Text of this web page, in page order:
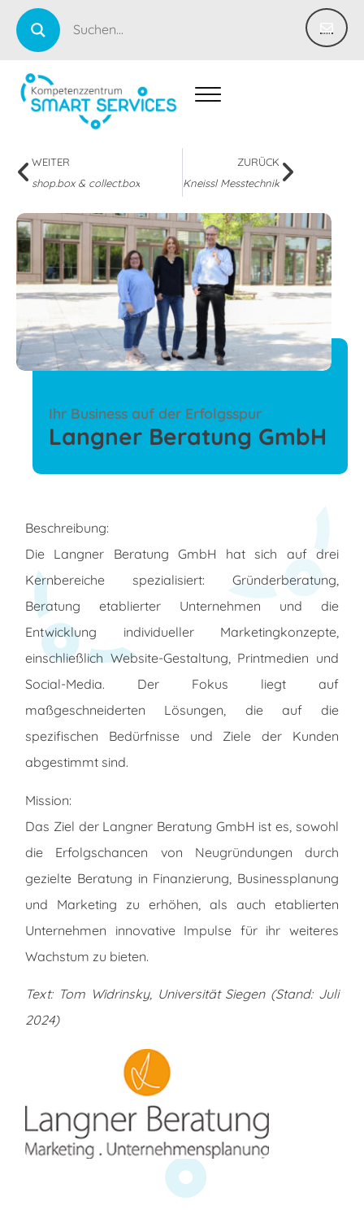
WEITER
shop.box & collect.box
ZURÜCK
Kneissl Messtechnik
Langner Beratung GmbH
Ihr Business auf der Erfolgsspur
Beschreibung:
Die Langner Beratung GmbH hat sich auf drei
Kernbereiche spezialisiert: Gründerberatung,
Beratung etablierter Unternehmen und die
Entwicklung individueller Marketingkonzepte,
einschließlich Website-Gestaltung, Printmedien und
Social-Media. Der Fokus liegt auf
maßgeschneiderten Lösungen, die auf die
spezifischen Bedürfnisse und Ziele der Kunden
abgestimmt sind.
Mission:
Das Ziel der Langner Beratung GmbH ist es, sowohl
die Erfolgschancen von Neugründungen durch
gezielte Beratung in Finanzierung, Businessplanung
und Marketing zu erhöhen, als auch etablierten
Unternehmen innovative Impulse für ihr weiteres
Wachstum zu bieten.
Text: Tom Widrinsky, Universität Siegen (Stand: Juli
2024)